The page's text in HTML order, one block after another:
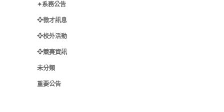
✦系務公告
❖徵才訊息
❖校外活動
❖競賽資訊
未分類
重要公告